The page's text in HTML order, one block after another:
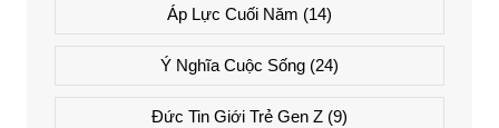
Áp Lực Cuối Năm (14)
Ý Nghĩa Cuộc Sống(24)
Đức Tin Giới Trẻ Gen Z(9)